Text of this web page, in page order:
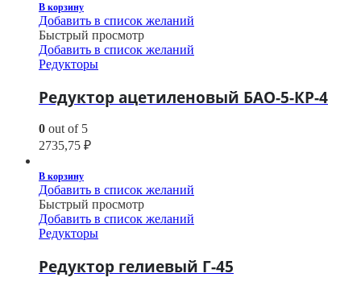
В корзину
Добавить в список желаний
Быстрый просмотр
Добавить в список желаний
Редукторы
Редуктор ацетиленовый БАО-5-КР-4
0 out of 5
2735,75 ₽
В корзину
Добавить в список желаний
Быстрый просмотр
Добавить в список желаний
Редукторы
Редуктор гелиевый Г-45